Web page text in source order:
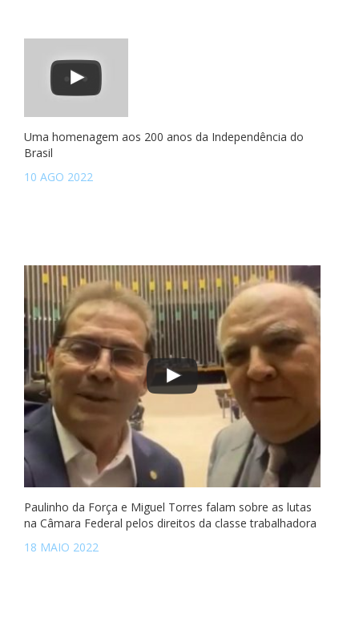
Uma homenagem aos 200 anos da Independência do
Brasil
10 AGO 2022
Paulinho da Força e Miguel Torres falam sobre as lutas
na Câmara Federal pelos direitos da classe trabalhadora
18 MAIO 2022